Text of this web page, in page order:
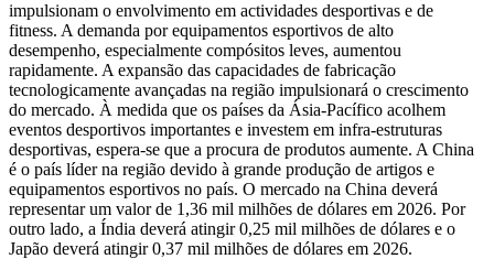
impulsionam o envolvimento em actividades desportivas e de
fitness. A demanda por equipamentos esportivos de alto
desempenho, especialmente compósitos leves, aumentou
rapidamente. A expansão das capacidades de fabricação
tecnologicamente avançadas na região impulsionará o crescimento
do mercado. À medida que os países da Ásia-Pacífico acolhem
eventos desportivos importantes e investem em infra-estruturas
desportivas, espera-se que a procura de produtos aumente. A China
é o país líder na região devido à grande produção de artigos e
equipamentos esportivos no país. O mercado na China deverá
representar um valor de 1,36 mil milhões de dólares em 2026. Por
outro lado, a Índia deverá atingir 0,25 mil milhões de dólares e o
Japão deverá atingir 0,37 mil milhões de dólares em 2026.